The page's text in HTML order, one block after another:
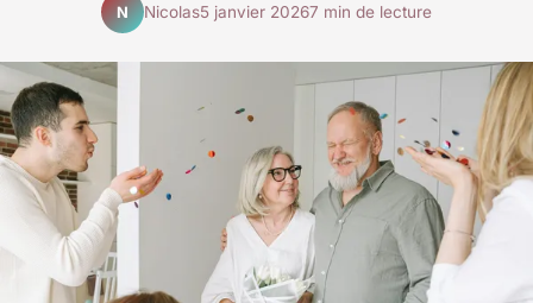
N Nicolas5 janvier 20267 min de lecture